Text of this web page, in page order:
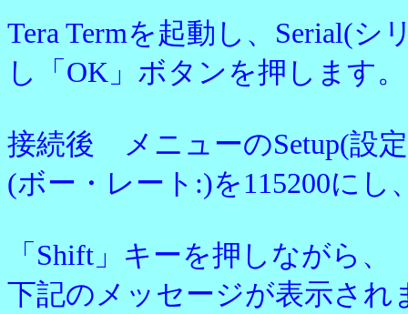
Tera Termを起動し、Serial(
し「OK」ボタンを押します。
接続後 メニューのSetup(設
(ボー・レート:)を115200に
「Shift」キーを押しながら
下記のメッセージが表示され